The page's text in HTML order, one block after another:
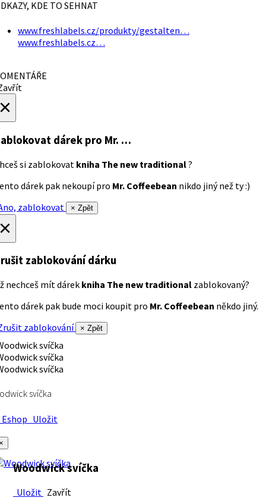
KDE TO SEHNAT
www.freshlabels.cz/produkty/gestalten…
www.freshlabels.cz…
dárek pro Mr. …
si zablokovat kniha The new traditional?
dárek pak nekoupí pro Mr. Coffeebean nikdo jiný než ty :)
zablokovat
× Zpět
zablokování dárku
nechceš mít dárek kniha The new traditional zablokovaný?
dárek pak bude moci koupit pro Mr. Coffeebean někdo jiný.
zablokování
× Zpět
svíčka
Uložit
Woodwick svíčka
Uložit Zavřít